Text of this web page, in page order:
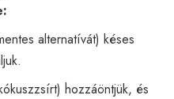
alternatívát) késes
hozzáöntjük, és